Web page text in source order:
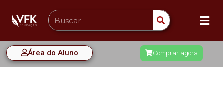
Área do Aluno Comprar agora